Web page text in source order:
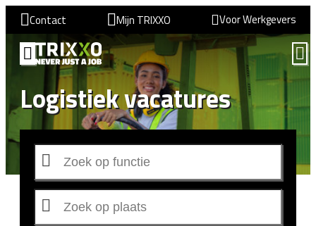
Contact Mijn TRIXXO Voor Werkgevers
Logistiek vacatures